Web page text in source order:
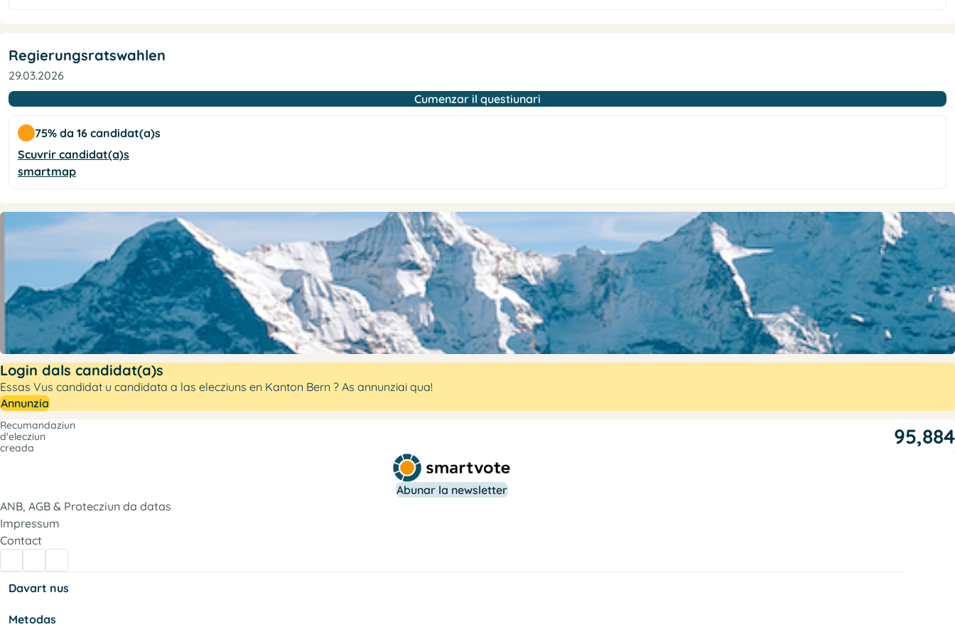
Regierungsratswahlen
29.03.2026
Cumenzar il questiunari
75% da 16 candidat(a)s
Scuvrir candidat(a)s
smartmap
Login dals candidat(a)s
Essas Vus candidat u candidata a las elecziuns en Kanton Bern ? As annunziai qua!
Annunzia
Recumandaziun
d'elecziun
creada
95,884
Abunar la newsletter
ANB, AGB & Protecziun da datas
Impressum
Contact
Davart nus
Metodas